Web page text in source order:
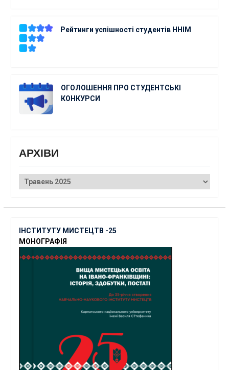
Рейтинги успішності студентів ННІМ
ОГОЛОШЕННЯ ПРО СТУДЕНТСЬКІ
КОНКУРСИ
АРХІВИ
АРХІВИ
ІНСТИТУТУ МИСТЕЦТВ -25
МОНОГРАФІЯ